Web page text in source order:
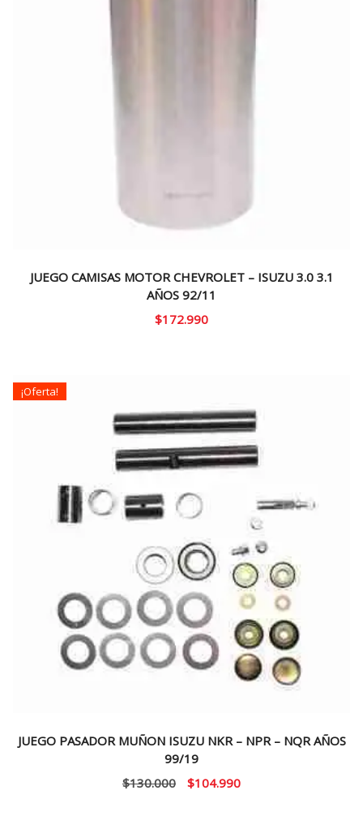
JUEGO CAMISAS MOTOR CHEVROLET – ISUZU 3.0 3.1
AÑOS 92/11
$172.990
¡Oferta!
JUEGO PASADOR MUÑON ISUZU NKR – NPR – NQR AÑOS
99/19
$130.000
El
$104.990El